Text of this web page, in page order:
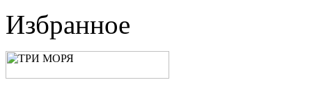
Избранное